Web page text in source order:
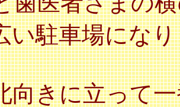
い駐車場にな
向きに立って